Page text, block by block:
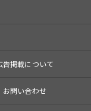
告掲載について
お問い合わせ